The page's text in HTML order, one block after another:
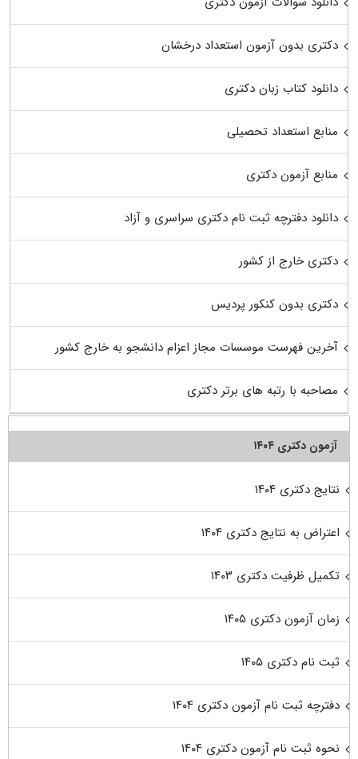
دکتری بدون آزمون استعداد درخشان
دانلود کتاب زبان دکتری
منابع استعداد تحصیلی
منابع آزمون دکتری
دانلود دفترچه ثبت نام دکتری سراسری و آزاد
دکتری خارج از کشور
دکتری بدون کنکور پردیس
آخرین فهرست موسسات مجاز اعزام دانشجو به خارج کشور
مصاحبه با رتبه های برتر دکتری
آزمون دکتری ۱۴۰۴
نتایج دکتری ۱۴۰۴
اعتراض به نتایج دکتری ۱۴۰۴
تکمیل ظرفیت دکتری ۱۴۰۳
زمان آزمون دکتری ۱۴۰۵
ثبت نام دکتری ۱۴۰۵
دفترچه ثبت نام آزمون دکتری ۱۴۰۴
نحوه ثبت نام آزمون دکتری ۱۴۰۴